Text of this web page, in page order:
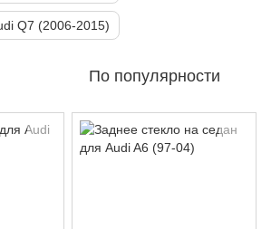
Q7 (2006-2015)
По популярности